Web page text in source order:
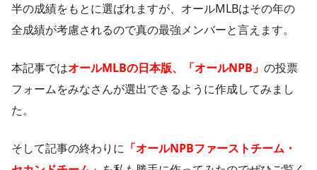
半の成績をもとに選ばれますが、オールMLBはその年の
全成績が考慮されるので真の最強メンバーと言えます。
本記事ではオールMLBの日本版、「オールNPB」 の投票
フォームをみなさんが選出できるように作成してみまし
た。
そして記事の終わりに 「オールNPBファーストチーム・